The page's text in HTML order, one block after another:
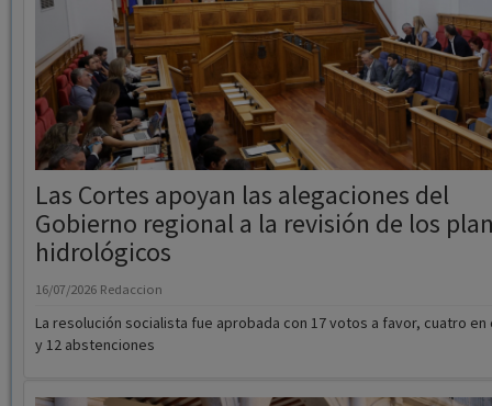
Las Cortes apoyan las alegaciones del
Gobierno regional a la revisión de los
hidrológicos
La resolución socialista fue aprobada con 17 votos a favor, cuatro en
y 12 abstenciones